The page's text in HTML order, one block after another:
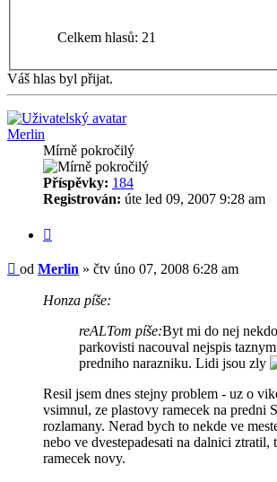
Celkem hlasů: 21
Váš hlas byl přijat.
Merlin
Mírně pokročilý
Příspěvky: 184
Registrován: úte led 09, 2007 9:28 am
Příspěvek
od Merlin » čtv úno 07, 2008 6:28 am
Honza píše:
reALTom píše:Byt mi do nej
parkovisti nacouval nejspis
predniho narazniku. Lidi jsou zly
Resil jsem dnes stejny problem - uz o
vsimnul, ze plastovy ramecek na predni
rozlamany. Nerad bych to nekde ve
nebo ve dvestepadesati na dalnici ztratil,
ramecek novy.